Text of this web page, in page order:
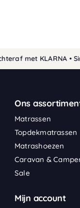
KLARNA •
Ons
Matrassen
Topdekmatrassen
Matrashoezen
Caravan &
Sale
Mijn account